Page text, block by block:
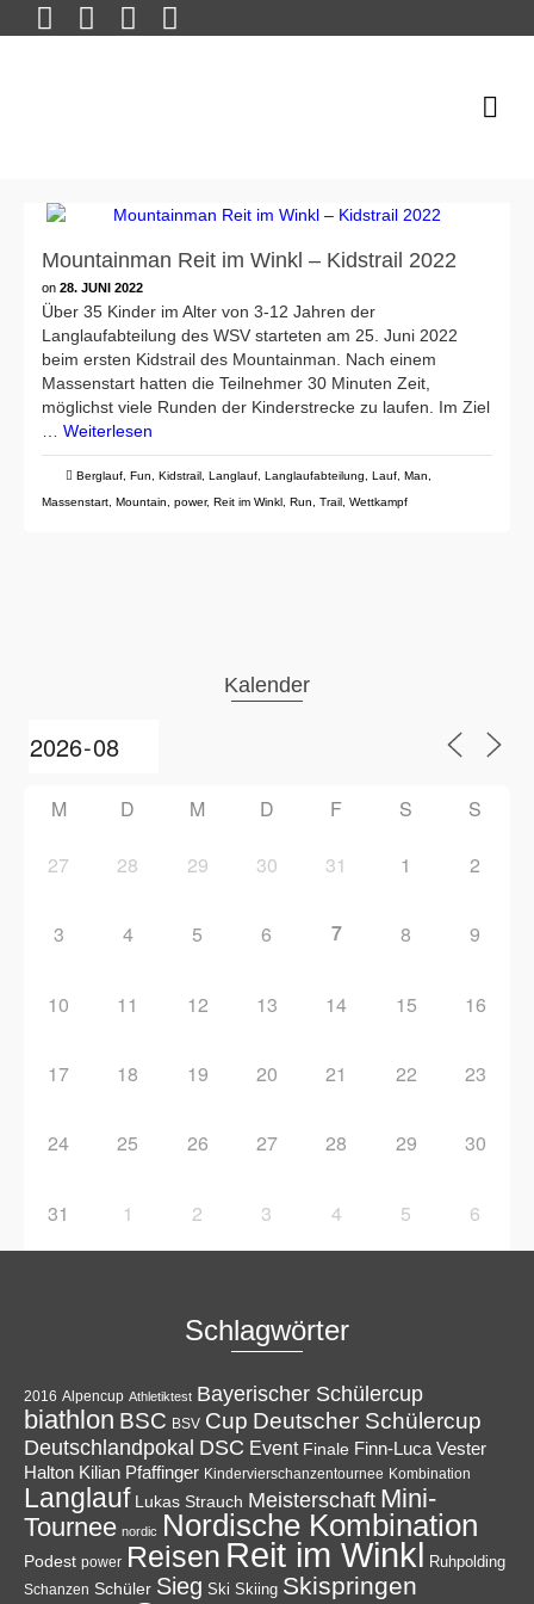
Mountainman Reit im Winkl – Kidstrail 2022
on 28. JUNI 2022
Über 35 Kinder im Alter von 3-12 Jahren der
Langlaufabteilung des WSV starteten am 25. Juni 2022
beim ersten Kidstrail des Mountainman. Nach einem
Massenstart hatten die Teilnehmer 30 Minuten Zeit,
möglichst viele Runden der Kinderstrecke zu laufen. Im Ziel
Weiterlesen
Berglauf Fun Kidstrail Langlauf Langlaufabteilung Lauf Man
Massenstart Mountain power, Reit im Winkl Run Trail Wettkampf
Kalender
M D M D F S S
27 28 29 30 31 1 2
3 4 5 6 7 8 9
10 11 12 13 14 15 16
17 18 19 20 21 22 23
24 25 26 27 28 29 30
31 1 2 3 4 5 6
Schlagwörter
2016 Alpencup Athletiktest Bayerischer Schülercup
biathlon BSC BSV Cup Deutscher Schülercup
Deutschlandpokal DSC Event Finale Finn-Luca Vester
Halton Kilian Pfaffinger Kindervierschanzentournee Kombination
Langlauf Lukas Strauch Meisterschaft Mini-
Tournee nordic Nordische Kombination
Podest power Reisen Reit im Winkl Ruhpolding
Schanzen Schüler Sieg Ski Skiing Skispringen